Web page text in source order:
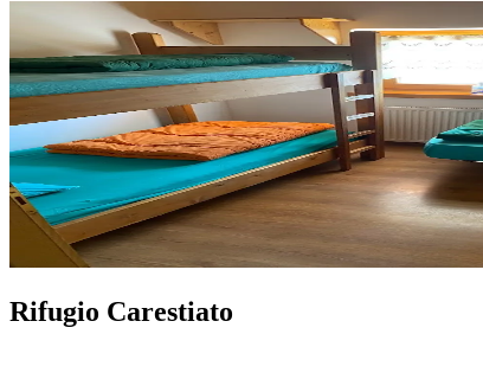
Rifugio Carestiato